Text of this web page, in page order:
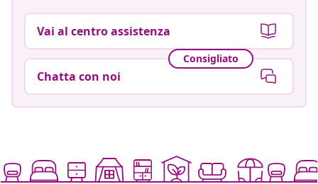
Vai al centro assistenza
Consigliato
Chatta con noi